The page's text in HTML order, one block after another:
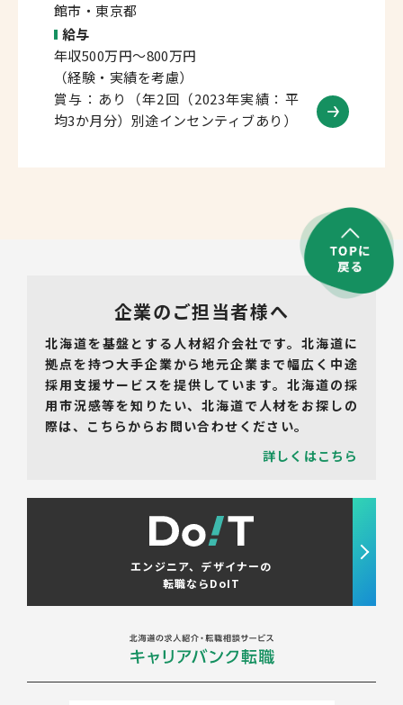
館市・東京都
給与
年収500万円～800万円
（経験・実績を考慮）
賞与：あり（年2回（2023年実績：平
均3か月分）別途インセンティブあり）
企業のご担当者様へ
北海道を基盤とする人材紹介会社です。北海道に
拠点を持つ大手企業から地元企業まで幅広く中途
採用支援サービスを提供しています。北海道の採
用市況感等を知りたい、北海道で人材をお探しの
際は、こちらからお問い合わせください。
詳しくはこちら
エンジニア、デザイナーの
転職ならDoIT